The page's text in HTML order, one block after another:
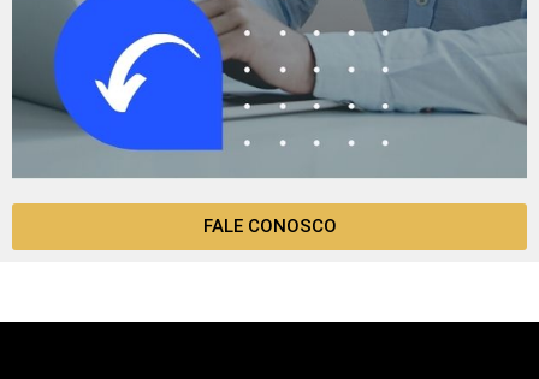
FALE CONOSCO